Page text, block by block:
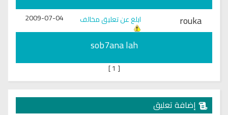
rouka
ابلغ عن تعليق مخالف 2009-07-04
sob7ana lah
[
]
إضافة تعليق